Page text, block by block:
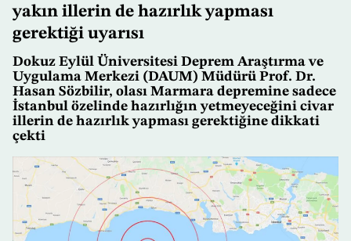
yakın illerin de hazırlık yapması
gerektiği uyarısı
Dokuz Eylül Üniversitesi Deprem Araştırma ve
Uygulama Merkezi (DAUM) Müdürü Prof. Dr.
Hasan Sözbilir, olası Marmara depremine sadece
İstanbul özelinde hazırlığın yetmeyeceğini civar
illerin de hazırlık yapması gerektiğine dikkati
çekti